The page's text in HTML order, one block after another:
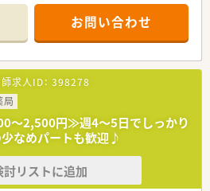
お問い合わせ
求人ID： 398278
局
～2,500円≫週4～5日でしっかり
少なめパートも歓迎♪
討リストに追加